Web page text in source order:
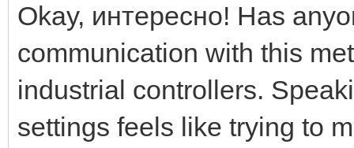
Okay, интересно! Has
communication with this
industrial controllers.
settings feels like trying to